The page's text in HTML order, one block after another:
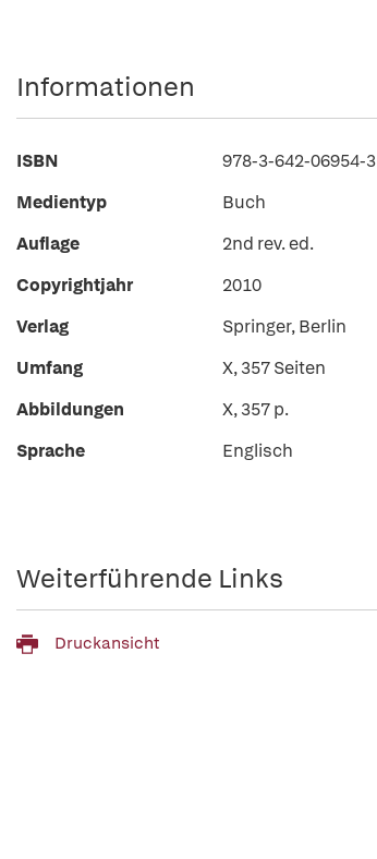
Informationen
ISBN
978-3-642-06954-3
Medientyp
Buch
Auflage
2nd rev. ed.
Copyrightjahr
2010
Verlag
Springer, Berlin
Umfang
X, 357 Seiten
Abbildungen
X, 357 p.
Sprache
Englisch
Weiterführende Links
Druckansicht